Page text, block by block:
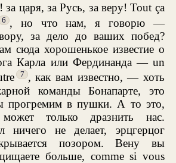
царя, за Русь, за веру! Tout ça
6 , но что нам, я говорю —
за дело до ваших побед?
сюда хорошенькое известие о
Карла или Фердинанда — un
7 , как вам известно, — хоть
команды Бонапарте, это
прогремим в пушки. А то это,
только дразнить нас.
ничего не делает, эрцгерцог
позором. Вену вы
больше, comme si vous